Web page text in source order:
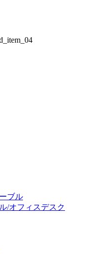
ブル
/オフィスデスク